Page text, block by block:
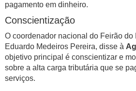
pagamento em dinheiro.
Conscientização
O coordenador nacional do Feirão do
Eduardo Medeiros Pereira, disse à
objetivo principal é conscientizar e
sobre a alta carga tributária que se
serviços.